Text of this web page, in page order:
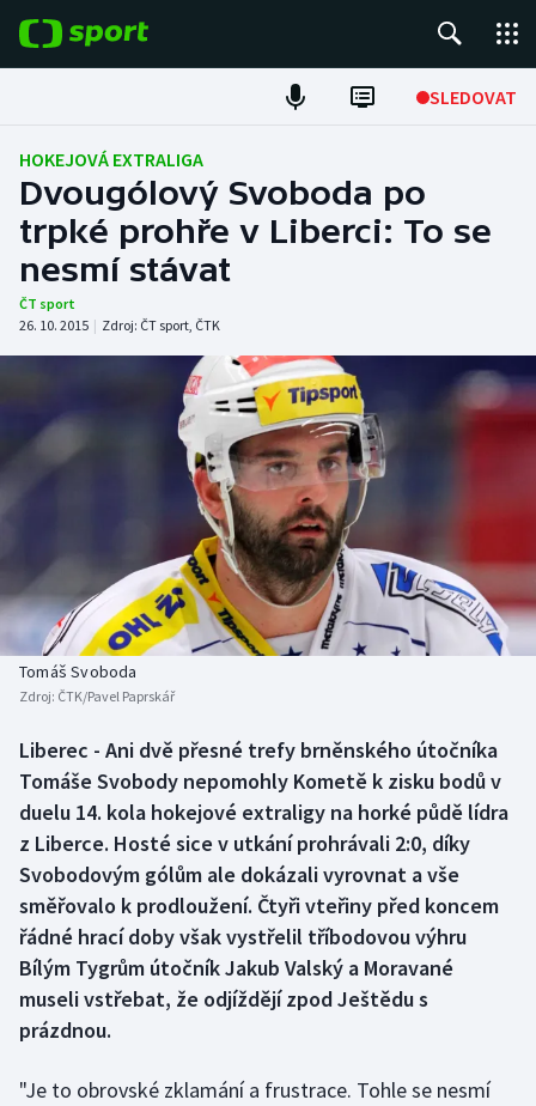
SLEDOVAT
Fotbal
Hokej
Tenis
Atletika
DALŠÍ SPORTY
Baseball a softbal
Basketbal
Biatlon
Box
Curling
Dostihy
Florbal
Futsal
Historické návraty
Aplikace ČT sport
HOKEJOVÁ EXTRALIGA
Dvougólový Svoboda po
trpké prohře v Liberci: To se
nesmí stávat
ČT sport
26. 10. 2015 | Zdroj: ČT sport, ČTK
Tomáš Svoboda
Zdroj: ČTK/Pavel Paprskář
Liberec - Ani dvě přesné trefy brněnského útočníka
Tomáše Svobody nepomohly Kometě k zisku bodů v
duelu 14. kola hokejové extraligy na horké půdě lídra
z Liberce. Hosté sice v utkání prohrávali 2:0, díky
Svobodovým gólům ale dokázali vyrovnat a vše
směřovalo k prodloužení. Čtyři vteřiny před koncem
řádné hrací doby však vystřelil tříbodovou výhru
Bílým Tygrům útočník Jakub Valský a Moravané
museli vstřebat, že odjíždějí zpod Ještědu s
prázdnou.
"Je to obrovské zklamání a frustrace. Tohle se nesmí